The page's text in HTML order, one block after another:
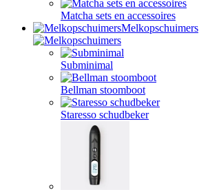
Matcha sets en accessoires
Melkopschuimers
Subminimal
Bellman stoomboot
Staresso schudbeker